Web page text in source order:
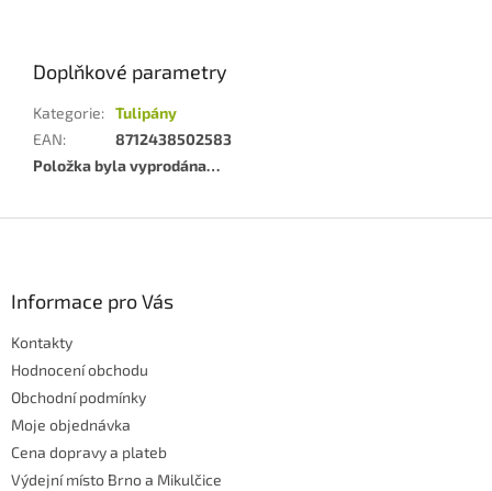
Doplňkové parametry
Kategorie: Tulipány
EAN:
8712438502583
Položka byla vyprodána…
Informace pro Vás
Kontakty
Hodnocení obchodu
Obchodní podmínky
Moje objednávka
Cena dopravy a plateb
Výdejní místo Brno a Mikulčice